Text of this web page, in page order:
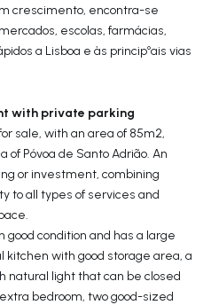
crescimento, encontra-se
escolas, farmácias,
a Lisboa e às principºais vias
with private parking
sale, with an area of ​​85m2,
​​Póvoa de Santo Adrião. An
or investment, combining
to all types of services and
condition and has a large
kitchen with good storage area, a
natural light that can be closed
bedroom, two good-sized